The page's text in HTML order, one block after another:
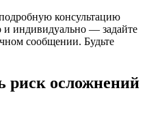
консультацию
и индивидуально — задайте
сообщении. Будьте
риск осложнений